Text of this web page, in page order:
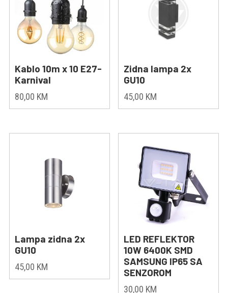
Kablo 10m x 10 E27-
Karnival
80,00 KM
Zidna lampa 2x
GU10
45,00 KM
Lampa zidna 2x
GU10
45,00 KM
LED REFLEKTOR
10W 6400K SMD
SAMSUNG IP65 SA
SENZOROM
30,00 KM